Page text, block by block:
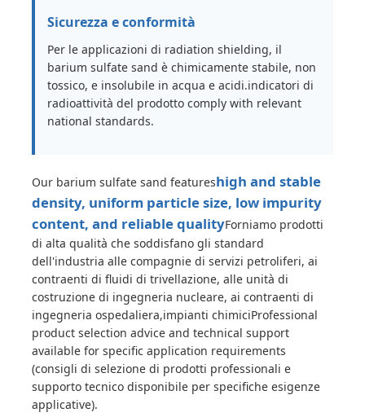
Sicurezza e conformità
Per le applicazioni di radiation shielding, il
barium sulfate sand è chimicamente stabile, non
tossico, e insolubile in acqua e acidi.indicatori di
radioattività del prodotto comply with relevant
national standards.
Our barium sulfate sand featureshigh and stable
density, uniform particle size, low impurity
content, and reliable qualityForniamo prodotti
di alta qualità che soddisfano gli standard
dell'industria alle compagnie di servizi petroliferi, ai
contraenti di fluidi di trivellazione, alle unità di
costruzione di ingegneria nucleare, ai contraenti di
ingegneria ospedaliera,impianti chimiciProfessional
product selection advice and technical support
available for specific application requirements
(consigli di selezione di prodotti professionali e
supporto tecnico disponibile per specifiche esigenze
applicative).